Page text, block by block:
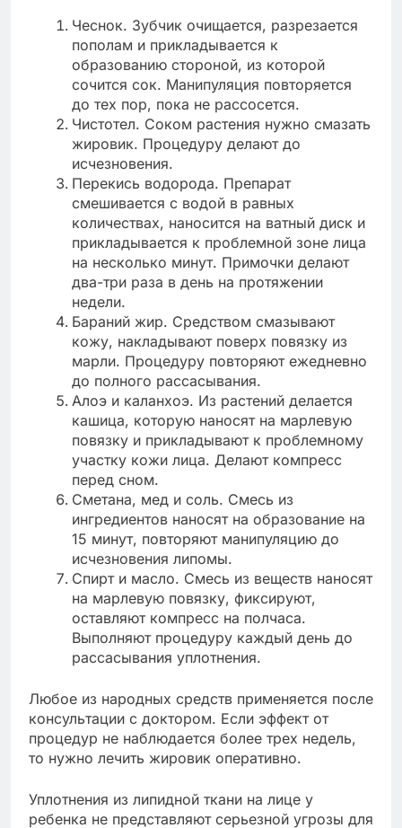
Чеснок. Зубчик очищается, разрезается
пополам и прикладывается к
образованию стороной, из которой
сочится сок. Манипуляция повторяется
до тех пор, пока не рассосется.
Чистотел. Соком растения нужно смазать
жировик. Процедуру делают до
исчезновения.
Перекись водорода. Препарат
смешивается с водой в равных
количествах, наносится на ватный диск и
прикладывается к проблемной зоне лица
на несколько минут. Примочки делают
два-три раза в день на протяжении
недели.
Бараний жир. Средством смазывают
кожу, накладывают поверх повязку из
марли. Процедуру повторяют ежедневно
до полного рассасывания.
Алоэ и каланхоэ. Из растений делается
кашица, которую наносят на марлевую
повязку и прикладывают к проблемному
участку кожи лица. Делают компресс
перед сном.
Сметана, мед и соль. Смесь из
ингредиентов наносят на образование на
15 минут, повторяют манипуляцию до
исчезновения липомы.
Спирт и масло. Смесь из веществ наносят
на марлевую повязку, фиксируют,
оставляют компресс на полчаса.
Выполняют процедуру каждый день до
рассасывания уплотнения.
Любое из народных средств применяется после
консультации с доктором. Если эффект от
процедур не наблюдается более трех недель,
то нужно лечить жировик оперативно.
Уплотнения из липидной ткани на лице у
ребенка не представляют серьезной угрозы для